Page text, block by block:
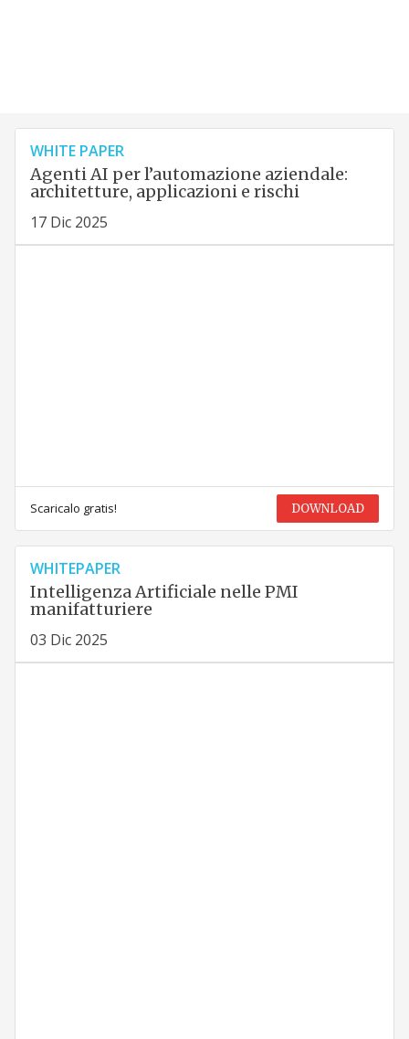
WHITE PAPER
Agenti AI per l’automazione aziendale:
architetture, applicazioni e rischi
17 Dic 2025
Scaricalo gratis! DOWNLOAD
WHITEPAPER
Intelligenza Artificiale nelle PMI
manifatturiere
03 Dic 2025